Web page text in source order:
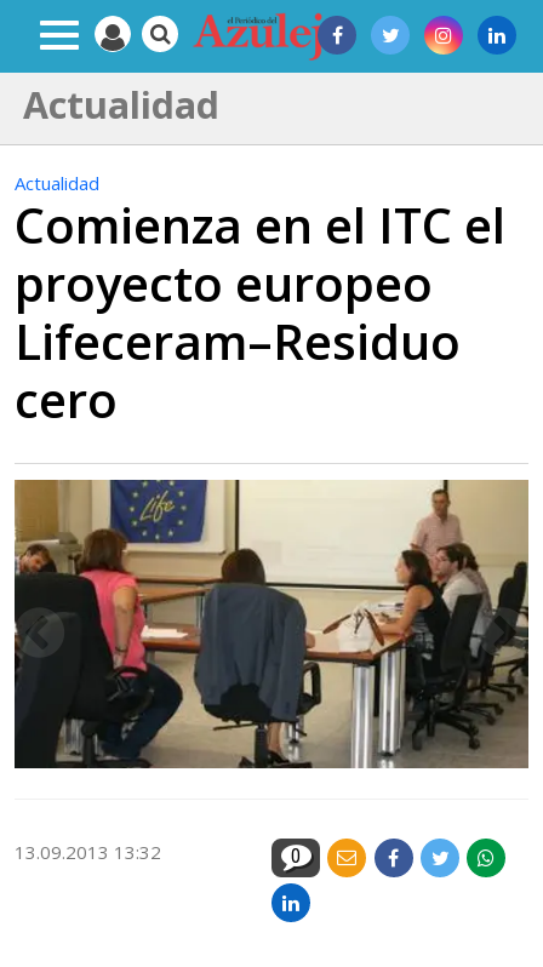
Actualidad
Actualidad
Comienza en el ITC el
proyecto europeo
Lifeceram–Residuo
cero
13.09.2013 13:32 0